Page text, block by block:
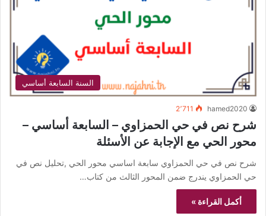
السنة السابعة أساسي
hamed2020 2٬711
شرح نص في حي الحمزاوي – السابعة أساسي –
محور الحي مع الإجابة عن الأسئلة
شرح نص في حي الحمزاوي سابعة اساسي محور الحي ,تحليل نص في
حي الحمزاوي يندرج ضمن المحور الثالث من كتاب…
أكمل القراءة »